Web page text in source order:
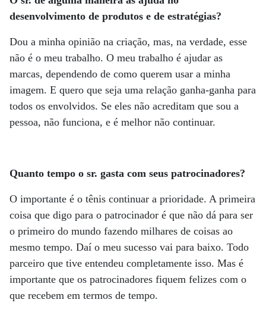
desenvolvimento de produtos e de estratégias?
Dou a minha opinião na criação, mas, na verdade, esse
não é o meu trabalho. O meu trabalho é ajudar as
marcas, dependendo de como querem usar a minha
imagem. E quero que seja uma relação ganha-ganha para
todos os envolvidos. Se eles não acreditam que sou a
pessoa, não funciona, e é melhor não continuar.
Quanto tempo o sr. gasta com seus patrocinadores?
O importante é o tênis continuar a prioridade. A primeira
coisa que digo para o patrocinador é que não dá para ser
o primeiro do mundo fazendo milhares de coisas ao
mesmo tempo. Daí o meu sucesso vai para baixo. Todo
parceiro que tive entendeu completamente isso. Mas é
importante que os patrocinadores fiquem felizes com o
que recebem em termos de tempo.